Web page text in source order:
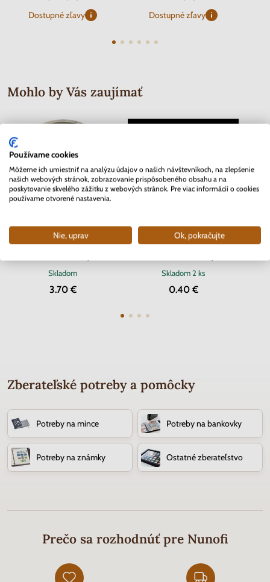
Dostupné zľavy Dostupné zľavy
Mohlo by Vás zaujímať
2 EURO Slovensko 2012 - 10.
Skladom
3.70 €
Séria známok Protektorát Čechy a
Skladom2 ks
0.40 €
2
Zberateľské potreby a pomôcky
Potreby na mince Potreby na bankovky
Potreby na známky Ostatné zberateľstvo
Prečo sa rozhodnúť pre Nunofi
Používame cookies
Môžeme ich umiestniť na analýzu údajov o našich návštevníkoch, na zlepšenie
našich webových stránok, zobrazovanie prispôsobeného obsahu a na
poskytovanie skvelého zážitku z webových stránok. Pre viac informácií o cookies
používame otvorené nastavenia.
Nie, uprav Ok, pokračujte